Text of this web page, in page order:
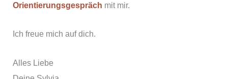
Orientierungsgespräch mit mir.
Ich freue mich auf dich.
Alles Liebe